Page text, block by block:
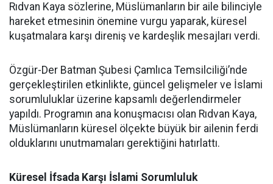
Rıdvan Kaya sözlerine, Müslümanların bir aile bilinciyle
hareket etmesinin önemine vurgu yaparak, küresel
kuşatmalara karşı direniş ve kardeşlik mesajları verdi.
Özgür-Der Batman Şubesi Çamlıca Temsilciliği’nde
gerçekleştirilen etkinlikte, güncel gelişmeler ve İslami
sorumluluklar üzerine kapsamlı değerlendirmeler
yapıldı. Programın ana konuşmacısı olan Rıdvan Kaya,
Müslümanların küresel ölçekte büyük bir ailenin ferdi
olduklarını unutmamaları gerektiğini hatırlattı.
Küresel İfsada Karşı İslami Sorumluluk